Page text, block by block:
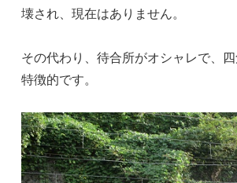
壊され、現在はありません。
その代わり、待合所がオシャレで、
特徴的です。